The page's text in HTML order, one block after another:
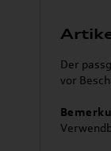
Der
vor